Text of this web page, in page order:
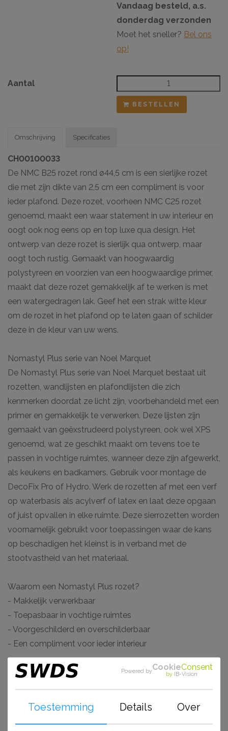
Vandaag besteld, a.s.
donderdag verzonden
Moet het sneller? Bel ons
op!
Aantal
BESTELLEN
Omschrijving
CH00100033
De NMC B25 rozet rond ø44,5 cm is een sierlijke rozet
die met zijn dikte van 2,5 cm een compliment is voor
ieder plafond. Deze rozet, voorheen NMC C25 rozet
genoemd, maakt een waar statement in uw interieur en
oogt ook nog eens op en top luxe qua design. Het
ontwerp van deze rozet is sierlijk qua ontwerp, maar
oogt toch rustig. Gemaakt van hoogwaardig
polystyreen en voorzien van een hoogwaardige primer,
maakt dat deze rozet gemakkelijk af te werken is met
een watergedragen lak. Geef het een strak witte kleur
om de rozet in het plafond op te laten gaan of schilder
deze in de kleur van uw wens.
Nomastyl Plus serie van Noel Marquet
De Nomastyl Plus serie van Noel Marquet bestaat uit
rozetten, wandlijsten en plafondlijsten die zich
kenmerken doordat ze licht zijn, voorbehandeld met een
primer en gemakkelijk te verwerken. Deze lijsten zijn
gemaakt van geëxstrudeerd polystyreen, ook wel XPS
genoemd, wat ze geschikt maakt om tevens toe te
passen in vochtige ruimtes, wanneer deze zijn afgewerkt,
als keukens en badkamers. Gebruik voor montage de
DecoFix Pro of Hydro. Werk de rozetten af met een verf
op waterbasis als acylverf of latex en laat deze opgaan
of juist opvallen in elke ruimte. Deze sierrozetten worden
voornamelijk gebruikt voor toepassingen waar de kans
op beschadigen het kleinst is in verband met de
stootvastheid van het materiaal.
Waarom een Nomastyl Plus rozet?
- Makkelijk verwerkbaar
- Toepasbaar in vochtige ruimtes
- Voorgeschilderd en overschilderbaar
- Een compliment voor ieder interieur
Specificaties
Gerelateerde
artikelen
Powered byCookieConsent
by IB-Vision
Toestemming Details Over